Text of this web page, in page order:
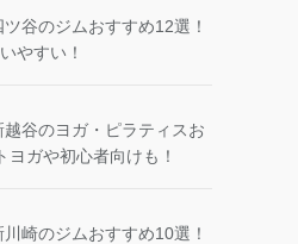
ツ谷のジムおすすめ12選！
やすい！
越谷のヨガ・ピラティスお
ガや初心者向けも！
川崎のジムおすすめ10選！